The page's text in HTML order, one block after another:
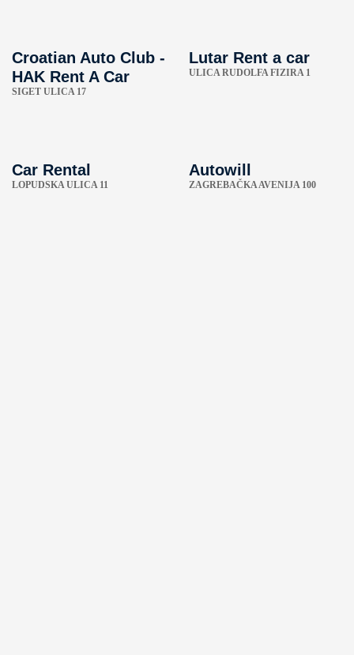
Croatian Auto Club -
HAK Rent A Car
SIGET ULICA 17
Lutar Rent a car
ULICA RUDOLFA FIZIRA 1
Car Rental
LOPUDSKA ULICA 11
Autowill
ZAGREBAČKA AVENIJA 100